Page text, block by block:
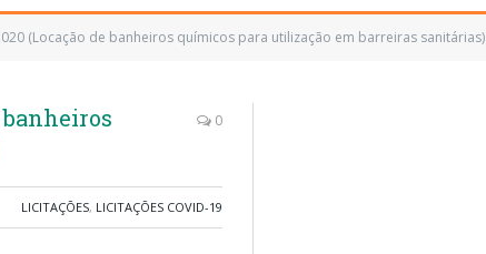
2020 (Locação de banheiros químicos para utilização em barreiras sanitárias)
banheiros
0
LICITAÇÕES, LICITAÇÕES COVID-19